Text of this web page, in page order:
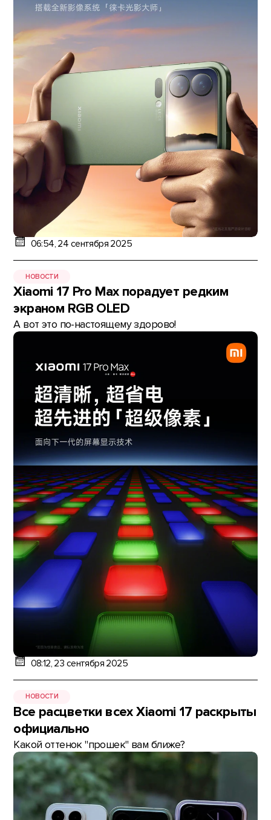
06:54, 24 сентября 2025
НОВОСТИ
Xiaomi 17 Pro Max порадует редким
экраном RGB OLED
А вот это по-настоящему здорово!
08:12, 23 сентября 2025
НОВОСТИ
Все расцветки всех Xiaomi 17 раскрыты
официально
Какой оттенок "прошек" вам ближе?